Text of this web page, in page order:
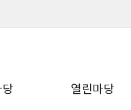
열린마당